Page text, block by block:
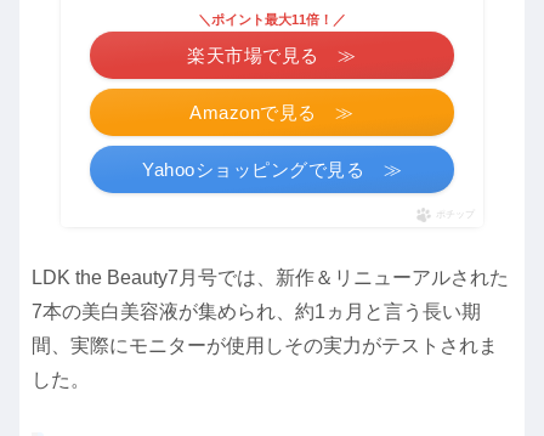
Amazonで見る ≫
＼ポイント最大11倍！／
楽天市場で見る ≫
Yahooショッピングで見る ≫
ポチップ
LDK the Beauty7月号では、新作＆リニューアルされた
7本の美白美容液が集められ、約1ヵ月と言う長い期
間、実際にモニターが使用しその実力がテストされま
した。